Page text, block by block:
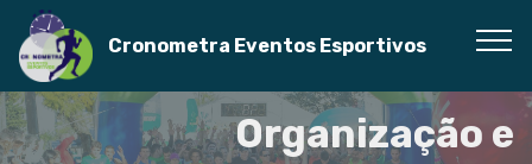
Cronometra Eventos Esportivos
Organização e